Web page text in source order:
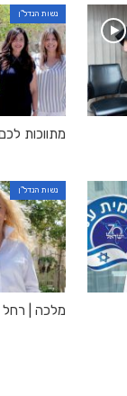
נשות הנדל"ן
מתווכות
נשות הנדל"ן
מלכה |